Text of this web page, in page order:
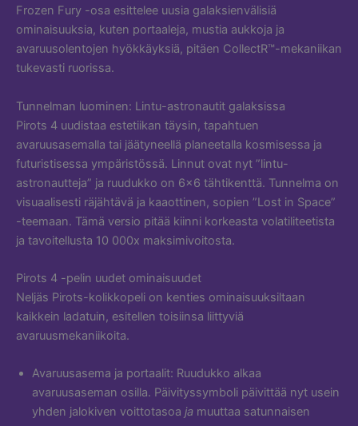
Frozen Fury -osa esittelee uusia galaksienvälisiä
ominaisuuksia, kuten portaaleja, mustia aukkoja ja
avaruusolentojen hyökkäyksiä, pitäen CollectR™-mekaniikan
tukevasti ruorissa.
Tunnelman luominen: Lintu-astronautit galaksissa
Pirots 4 uudistaa estetiikan täysin, tapahtuen
avaruusasemalla tai jäätyneellä planeetalla kosmisessa ja
futuristisessa ympäristössä. Linnut ovat nyt ”lintu-
astronautteja” ja ruudukko on 6×6 tähtikenttä. Tunnelma on
visuaalisesti räjähtävä ja kaaottinen, sopien ”Lost in Space”
-teemaan. Tämä versio pitää kiinni korkeasta volatiliteetista
ja tavoitellusta 10 000x maksimivoitosta.
Pirots 4 -pelin uudet ominaisuudet
Neljäs Pirots-kolikkopeli on kenties ominaisuuksiltaan
kaikkein ladatuin, esitellen toisiinsa liittyviä
avaruusmekaniikoita.
Avaruusasema ja portaalit: Ruudukko alkaa
avaruusaseman osilla. Päivityssymboli päivittää nyt usein
yhden jalokiven voittotasoa ja muuttaa satunnaisen